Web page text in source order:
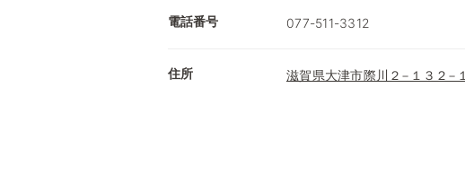
電話番号 077-511-3312
住所 滋賀県大津市際川２−１３２−１